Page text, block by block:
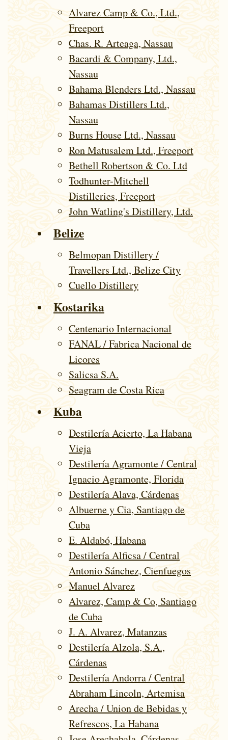
Alvarez Camp & Co., Ltd.,
Freeport
Chas. R. Arteaga, Nassau
Bacardi & Company, Ltd.,
Nassau
Bahama Blenders Ltd., Nassau
Bahamas Distillers Ltd.,
Nassau
Burns House Ltd., Nassau
Ron Matusalem Ltd., Freeport
Bethell Robertson & Co. Ltd
Todhunter-Mitchell
Distilleries, Freeport
John Watling's Distillery, Ltd.
Belize
Belmopan Distillery /
Travellers Ltd., Belize City
Cuello Distillery
Kostarika
Centenario Internacional
FANAL / Fabrica Nacional de
Licores
Salicsa S.A.
Seagram de Costa Rica
Kuba
Destilería Acierto, La Habana
Vieja
Destilería Agramonte / Central
Ignacio Agramonte, Florida
Destilería Alava, Cárdenas
Albuerne y Cia, Santiago de
Cuba
E. Aldabó, Habana
Destilería Alficsa / Central
Antonio Sánchez, Cienfuegos
Manuel Alvarez
Alvarez, Camp & Co, Santiago
de Cuba
J. A. Alvarez, Matanzas
Destilería Alzola, S.A.,
Cárdenas
Destilería Andorra / Central
Abraham Lincoln, Artemisa
Arecha / Union de Bebidas y
Refrescos, La Habana